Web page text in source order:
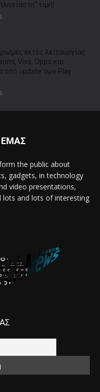
τιμή!
εκτός λειτουργίας
Vivo, Oppo και
από update των Play
ΕΜΑΣ
the public about
gadgets, in technology
video presentations,
lots and lots of interesting